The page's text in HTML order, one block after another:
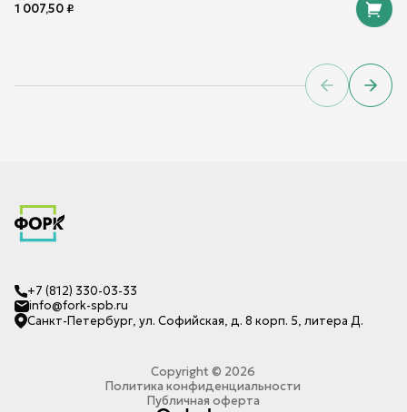
1 007,50₽
Previous
Next
+7 (812) 330-03-33
info@fork-spb.ru
Санкт-Петербург, ул. Софийская, д. 8 корп. 5, литера Д.
Copyright © 2026
Политика конфиденциальности
Публичная оферта